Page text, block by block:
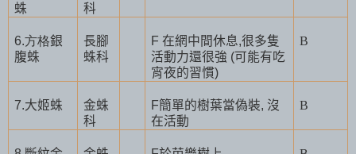
蛛
科
6.方格銀
腹蛛
長腳
蛛科
F在網中間休息,很多隻
活動力還很強 (可能有吃
宵夜的習慣)
B
7.大姬蛛
金蛛
科
F簡單的樹葉當偽裝,沒
在活動
B